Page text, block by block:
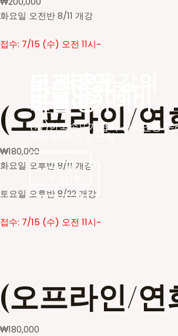
(사)한국손뜨개협회 공식인증
더보기
바늘아카데미
지금 바로 수강신청
모집 중
화요일 오전반 8/11 개강
접수: 7/15 (수) 오전 11시~
(오프라인/연
₩180,000
화요일 오후반 8/11 개강
토요일 오후반 8/22 개강
접수: 7/15 (수) 오전 11시~
(오프라인/연
₩180,000